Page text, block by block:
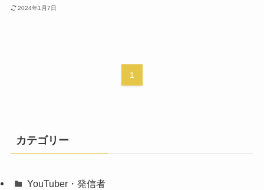
2024年1月7日
1
カテゴリー
YouTuber・発信者